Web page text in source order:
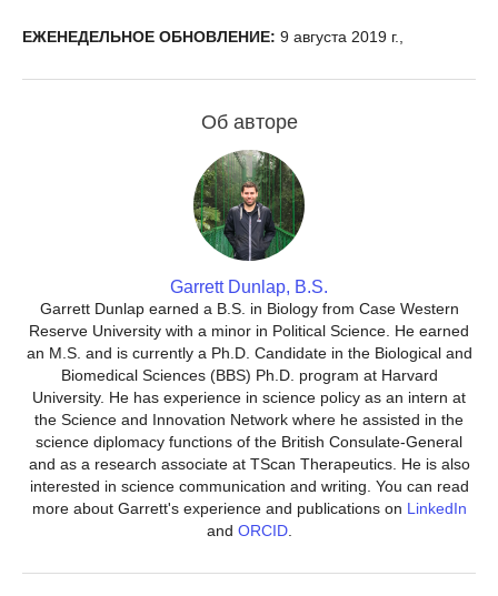
ЕЖЕНЕДЕЛЬНОЕ ОБНОВЛЕНИЕ: 9 августа 2019 г.,
Об авторе
Garrett Dunlap, B.S.
Garrett Dunlap earned a B.S. in Biology from Case Western
Reserve University with a minor in Political Science. He earned
an M.S. and is currently a Ph.D. Candidate in the Biological and
Biomedical Sciences (BBS) Ph.D. program at Harvard
University. He has experience in science policy as an intern at
the Science and Innovation Network where he assisted in the
science diplomacy functions of the British Consulate-General
and as a research associate at TScan Therapeutics. He is also
interested in science communication and writing. You can read
more about Garrett's experience and publications on LinkedIn
and ORCID.